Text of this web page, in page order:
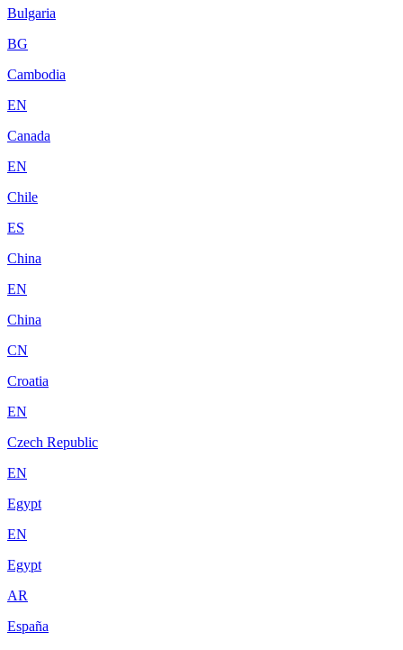
Bulgaria
BG
Cambodia
EN
Canada
EN
Chile
ES
China
EN
China
CN
Croatia
EN
Czech Republic
EN
Egypt
EN
Egypt
AR
España